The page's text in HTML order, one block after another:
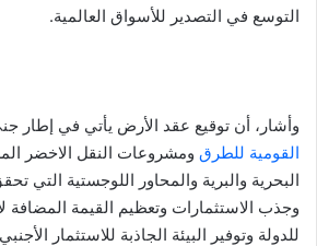
التوسع في التصدير للأسواق العالمية.
وأشار، أن توقيع عقد الأرض يأتي في إطار
القومية للطرق ومشروعات النقل الاخضر
البحرية والبرية والمحاور اللوجستية التي
وجذب الاستثمارات وتعظيم القيمة المضافة
للدولة وتوفير البيئة الجاذبة للاستثمار